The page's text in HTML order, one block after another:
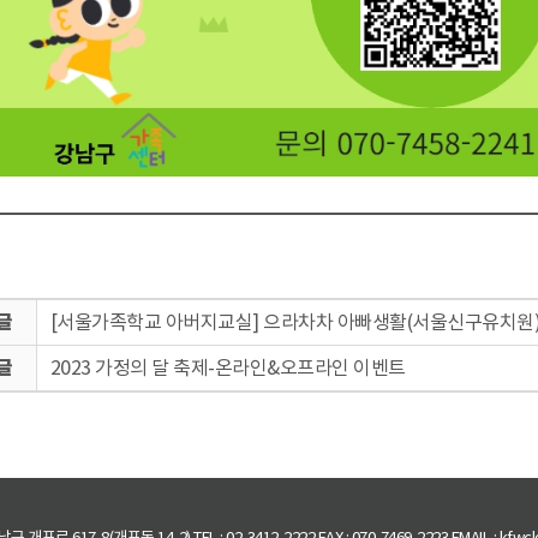
[서울가족학교 아버지교실] 으라차차 아빠생활(서울신구유치
2023 가정의 달 축제-온라인&오프라인 이벤트